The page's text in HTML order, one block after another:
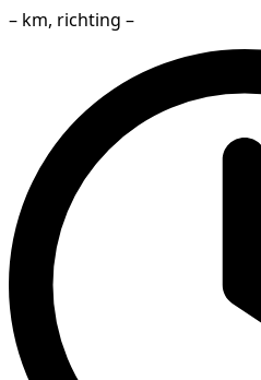
– km, richting –